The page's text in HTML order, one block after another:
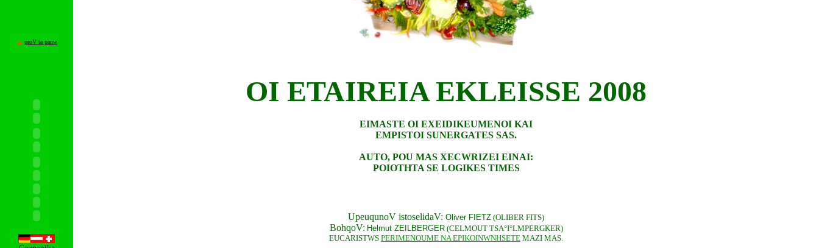
proV ta panw
OI ETAIREIA EKLEISSE 2008
EIMASTE OI EXEIDIKEUMENOI KAI
EMPISTOI SUNERGATES SAS.
AUTO, POU MAS XECWRIZEI EINAI:
POIOTHTA SE LOGIKES TIMES
UpeuqunoV istoselidaV: Oliver FIETZ (OLIBER FITS)
BohqoV: Helmut ZEILBERGER (CELMOUT TSA°I°LMPERGKER)
EUCARISTWS PERIMENOUME NA EPIKOINWNHSETE MAZI MAS.